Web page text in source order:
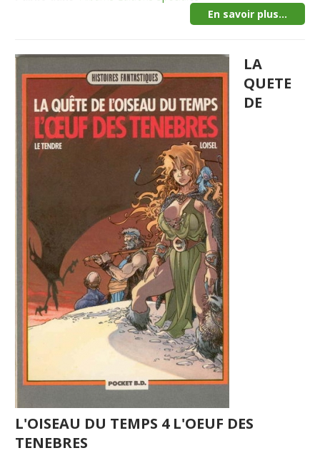
En savoir plus...
LA
QUETE
DE
L'OISEAU DU TEMPS 4 L'OEUF DES
TENEBRES